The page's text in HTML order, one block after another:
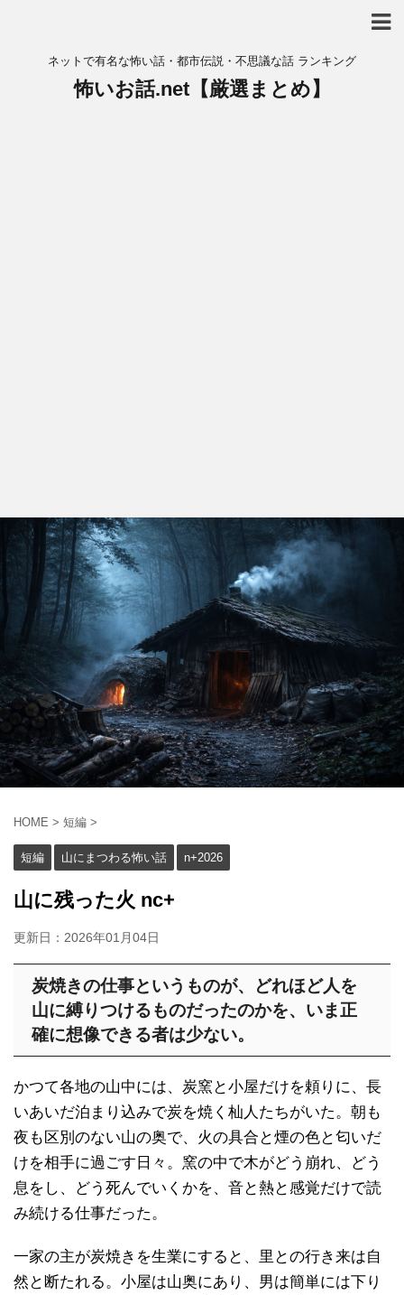
ネットで有名な怖い話・都市伝説・不思議な話 ランキング
怖いお話.net【厳選まとめ】
HOME > 短編 >
短編 山にまつわる怖い話 n+2026
山に残った火 nc+
更新日： 2026年01月04日
炭焼きの仕事というものが、どれほど人を
山に縛りつけるものだったのかを、いま正
確に想像できる者は少ない。
かつて各地の山中には、炭窯と小屋だけを頼りに、長
いあいだ泊まり込みで炭を焼く杣人たちがいた。朝も
夜も区別のない山の奥で、火の具合と煙の色と匂いだ
けを相手に過ごす日々。窯の中で木がどう崩れ、どう
息をし、どう死んでいくかを、音と熱と感覚だけで読
み続ける仕事だった。
一家の主が炭焼きを生業にすると、里との行き来は自
然と断たれる。小屋は山奥にあり、男は簡単には下り